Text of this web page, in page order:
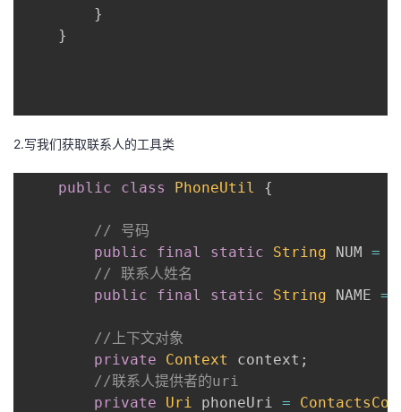
}
}
2.写我们获取联系人的工具类
public class PhoneUtil {
// 号码
public
final static String NUM =
// 联系人姓名
public
final static String NAME =
//上下文对象
private
Context context ;
//联系人提供者的uri
private
Uri phoneUri =